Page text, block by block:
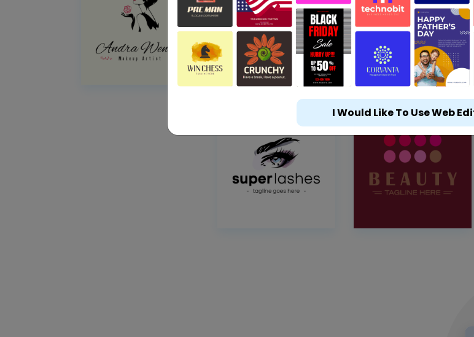
I Would Like To Use Web